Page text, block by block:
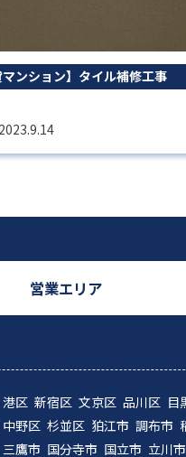
マンション】タイル補修工事
営業エリア
港区 新宿区 文京区 品川区 目
中野区 杉並区 狛江市 調布市
三鷹市 国分寺市 国立市 立川市